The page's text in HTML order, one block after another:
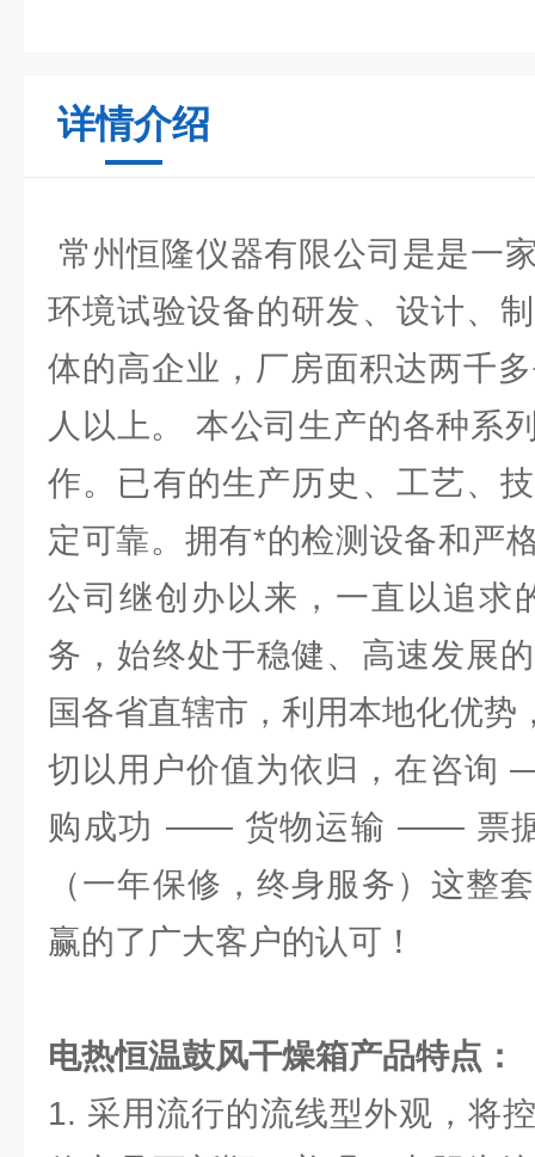
详情介绍
常州恒隆仪器有限公司是是一
环境试验设备的研发、设计、
体的高企业，厂房面积达两千
人以上。 本公司生产的各种系
作。已有的生产历史、工艺、
定可靠。拥有*的检测设备和严
公司继创办以来，一直以追求
务，始终处于稳健、高速发展
国各省直辖市，利用本地化优势
切以用户价值为依归，在咨
购成功 —— 货物运输 —— 票
（一年保修，终身服务）这整
赢的了广大客户的认可！
电热恒温鼓风干燥箱产品特点：
1. 采用流行的流线型外观，将